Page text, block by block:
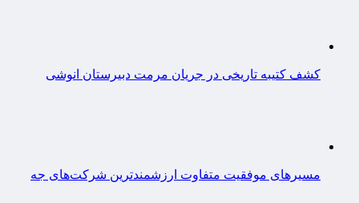
کشف کتیبه تاریخی در جریان مرمت دبیرستان انوشی
مسیرهای موفقیت متفاوت ارزشمندترین شرکت‌های جه